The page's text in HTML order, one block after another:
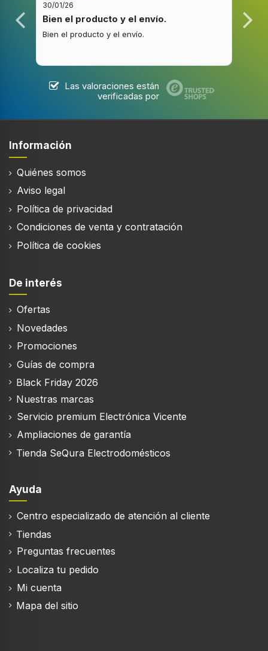
Telescópica o extraplana
Acero inoxidable
Tipo de control
Longitud del cable
1,5 m
Pantalla incorporada
Diámetro de la conexión de escape
Filtración
Metal
Alumbrado
2 bombilla(s)
Tipo de bombilla
LED
Iluminancia
266 lx
30/01/26
Bien el producto y el envío.
Bien el producto y el envío.
Las valoraciones están
verificadas por
Información
Quiénes somos
Aviso legal
Política de privacidad
Condiciones de venta y contratación
Política de cookies
De interés
Ofertas
Novedades
Promociones
Guías de compra
Black Friday 2026
Nuestras marcas
Servicio premium Electrónica Vicente
Ampliaciones de garantía
Tienda SeQura Electrodomésticos
Ayuda
Centro especializado de atención al cliente
Tiendas
Preguntas frecuentes
Localiza tu pedido
Mi cuenta
Mapa del sitio